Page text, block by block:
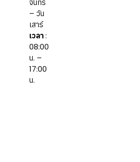
จันทร์
– วัน
เสาร์
เวลา:
08:00
น. –
17:00
น.